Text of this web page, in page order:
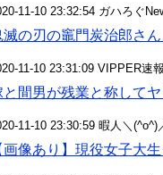
11-10 23:32:54 ガハろぐ
滅の刃の竈門炭治郎さ
11-10 23:31:09 VIPPER速報
と間男が残業と称して
11-10 23:30:59 暇人＼(^o^)
画像あり】現役女子大